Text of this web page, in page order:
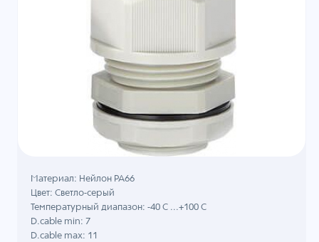
Материал: Нейлон PA66
Цвет: Светло-серый
Температурный диапазон: -40 C ...+100 C
D.cable min: 7
D.cable max: 11